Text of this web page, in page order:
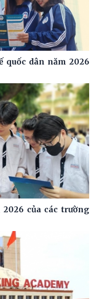
quốc dân năm 2026
của các trường